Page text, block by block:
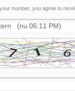
number, you agree to